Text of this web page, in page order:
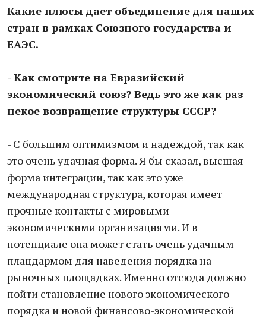
Какие плюсы дает объединение для наших
стран в рамках Союзного государства и
ЕАЭС.
- Как смотрите на Евразийский
экономический союз? Ведь это же как раз
некое возвращение структуры СССР?
- С большим оптимизмом и надеждой, так как
это очень удачная форма. Я бы сказал, высшая
форма интеграции, так как это уже
международная структура, которая имеет
прочные контакты с мировыми
экономическими организациями. И в
потенциале она может стать очень удачным
плацдармом для наведения порядка на
рыночных площадках. Именно отсюда должно
пойти становление нового экономического
порядка и новой финансово-экономической